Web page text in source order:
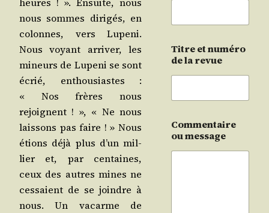
nous sommes diri­gés, en
colonnes, vers Lupe­ni.
Nous voyant arri­ver, les
mineurs de Lupe­ni se sont
écrié, enthou­siastes :
« Nos frères nous
rejoignent ! », « Ne nous
lais­sons pas faire ! » Nous
étions déjà plus d’un mil­
lier et, par cen­taines,
ceux des autres mines ne
ces­saient de se joindre à
nous. Un vacarme de
Titre et numéro
de la revue
Commentaire
ou message